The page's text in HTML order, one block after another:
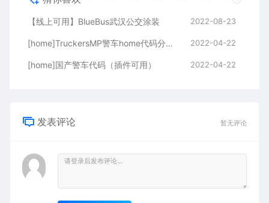
【线上可用】BlueBus武汉公交涂装 2022-08-23
[home]TruckersMP警车home代码分享【保姆级教程】 2022-04-22
[home]国产警车代码（插件可用） 2022-04-22
发表评论 暂无评论